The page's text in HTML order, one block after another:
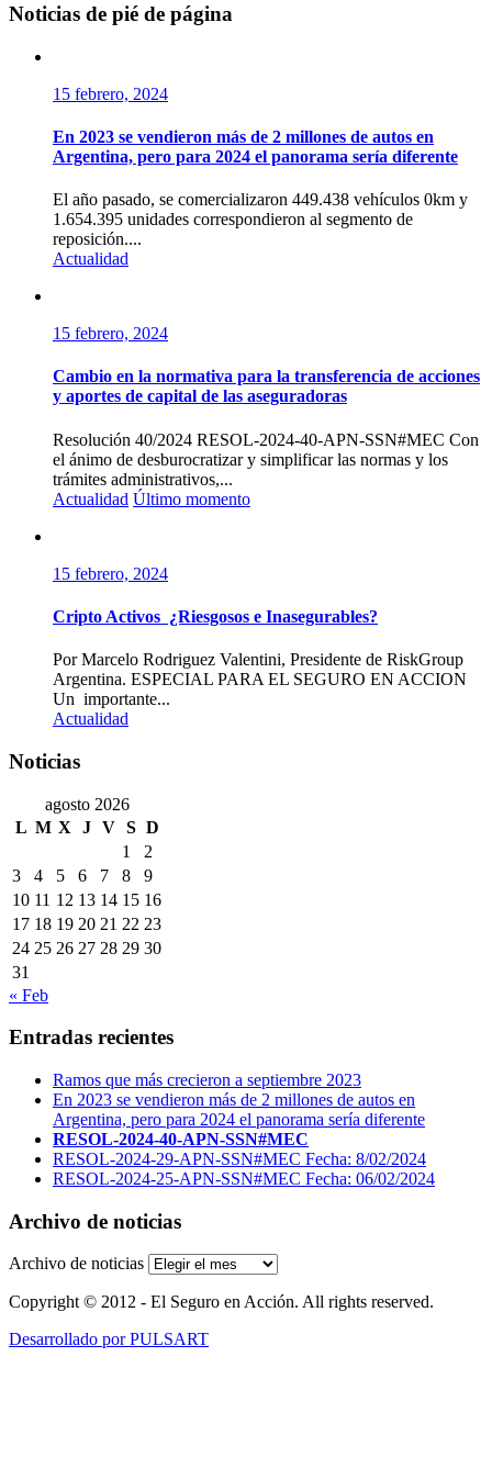
Noticias de pié de página
15 febrero, 2024
En 2023 se vendieron más de 2 millones de autos en
Argentina, pero para 2024 el panorama sería diferente
El año pasado, se comercializaron 449.438 vehículos 0km y
1.654.395 unidades correspondieron al segmento de
reposición....
Actualidad
15 febrero, 2024
Cambio en la normativa para la transferencia de acciones
y aportes de capital de las aseguradoras
Resolución 40/2024 RESOL-2024-40-APN-SSN#MEC Con
el ánimo de desburocratizar y simplificar las normas y los
trámites administrativos,...
Actualidad Último momento
15 febrero, 2024
Cripto Activos ¿Riesgosos e Inasegurables?
Por Marcelo Rodriguez Valentini, Presidente de RiskGroup
Argentina. ESPECIAL PARA EL SEGURO EN ACCION
Un importante...
Actualidad
Noticias
agosto 2026
L M X J V S D
1
2
3
4 5 6 7 8
9
10 11 12 13 14 15 16
17 18 19 20 21 22 23
24 25 26 27 28 29 30
31
« Feb
Entradas recientes
Ramos que más crecieron a septiembre 2023
En 2023 se vendieron más de 2 millones de autos en
Argentina, pero para 2024 el panorama sería diferente
RESOL-2024-40-APN-SSN#MEC
RESOL-2024-29-APN-SSN#MEC Fecha: 8/02/2024
RESOL-2024-25-APN-SSN#MEC Fecha: 06/02/2024
Archivo de noticias
Archivo de noticias
Copyright © 2012 - El Seguro en Acción. All rights reserved.
Desarrollado por PULSART